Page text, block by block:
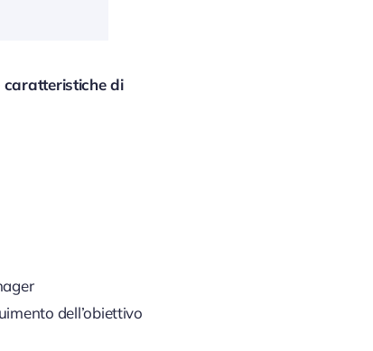
caratteristiche di
dell’obiettivo